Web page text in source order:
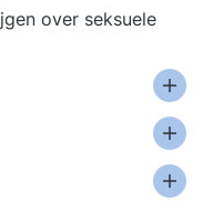
over seksuele